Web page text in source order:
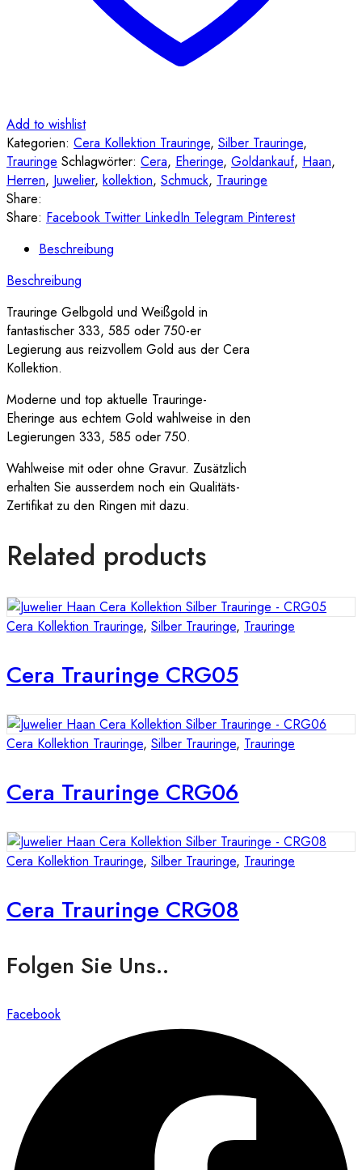
Add to wishlist
Kategorien: Cera Kollektion Trauringe, Silber Trauringe,
Trauringe Schlagwörter: Cera, Eheringe, Goldankauf, Haan,
Herren, Juwelier, kollektion, Schmuck, Trauringe
Share:
Share: Facebook Twitter LinkedIn Telegram Pinterest
Beschreibung
Beschreibung
Trauringe Gelbgold und Weißgold in
fantastischer 333, 585 oder 750-er
Legierung aus reizvollem Gold aus der Cera
Kollektion.
Moderne und top aktuelle Trauringe-
Eheringe aus echtem Gold wahlweise in den
Legierungen 333, 585 oder 750.
Wahlweise mit oder ohne Gravur. Zusätzlich
erhalten Sie ausserdem noch ein Qualitäts-
Zertifikat zu den Ringen mit dazu.
Related products
Cera Kollektion Trauringe, Silber Trauringe, Trauringe
Cera Trauringe CRG05
Cera Kollektion Trauringe, Silber Trauringe, Trauringe
Cera Trauringe CRG06
Cera Kollektion Trauringe, Silber Trauringe, Trauringe
Cera Trauringe CRG08
Folgen Sie Uns..
Facebook